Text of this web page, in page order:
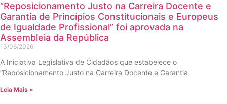
“Reposicionamento Justo na Carreira Docente e
Garantia de Princípios Constitucionais e Europeus
de Igualdade Profissional” foi aprovada na
Assembleia da República
13/06/2026
A Iniciativa Legislativa de Cidadãos que estabelece o
“Reposicionamento Justo na Carreira Docente e Garantia
Leia Mais »